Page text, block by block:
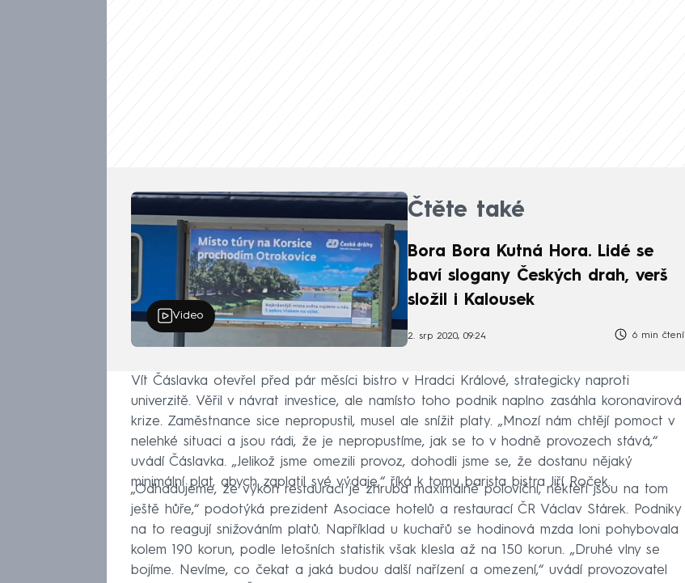
Video
Čtěte také
Bora Bora Kutná Hora. Lidé se
baví slogany Českých drah, verš
složil i Kalousek
2. srp 2020, 09:24 6 min čtení
Vít Čáslavka otevřel před pár měsíci bistro v Hradci Králové, strategicky naproti
univerzitě. Věřil v návrat investice, ale namísto toho podnik naplno zasáhla koronavirová
krize. Zaměstnance sice nepropustil, musel ale snížit platy. „Mnozí nám chtějí pomoct v
nelehké situaci a jsou rádi, že je nepropustíme, jak se to v hodně provozech stává,“
uvádí Čáslavka. „Jelikož jsme omezili provoz, dohodli jsme se, že dostanu nějaký
minimální plat, abych zaplatil své výdaje,“ říká k tomu barista bistra Jiří Roček.
„Odhadujeme, že výkon restaurací je zhruba maximálně poloviční, někteří jsou na tom
ještě hůře,“ podotýká prezident Asociace hotelů a restaurací ČR Václav Stárek. Podniky
na to reagují snižováním platů. Například u kuchařů se hodinová mzda loni pohybovala
kolem 190 korun, podle letošních statistik však klesla až na 150 korun. „Druhé vlny se
bojíme. Nevíme, co čekat a jaká budou další nařízení a omezení,“ uvádí provozovatel